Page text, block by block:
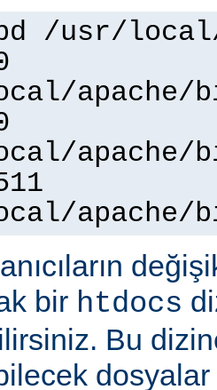
/usr/
apache/
apache/
apache/
bir htdocs
Bu